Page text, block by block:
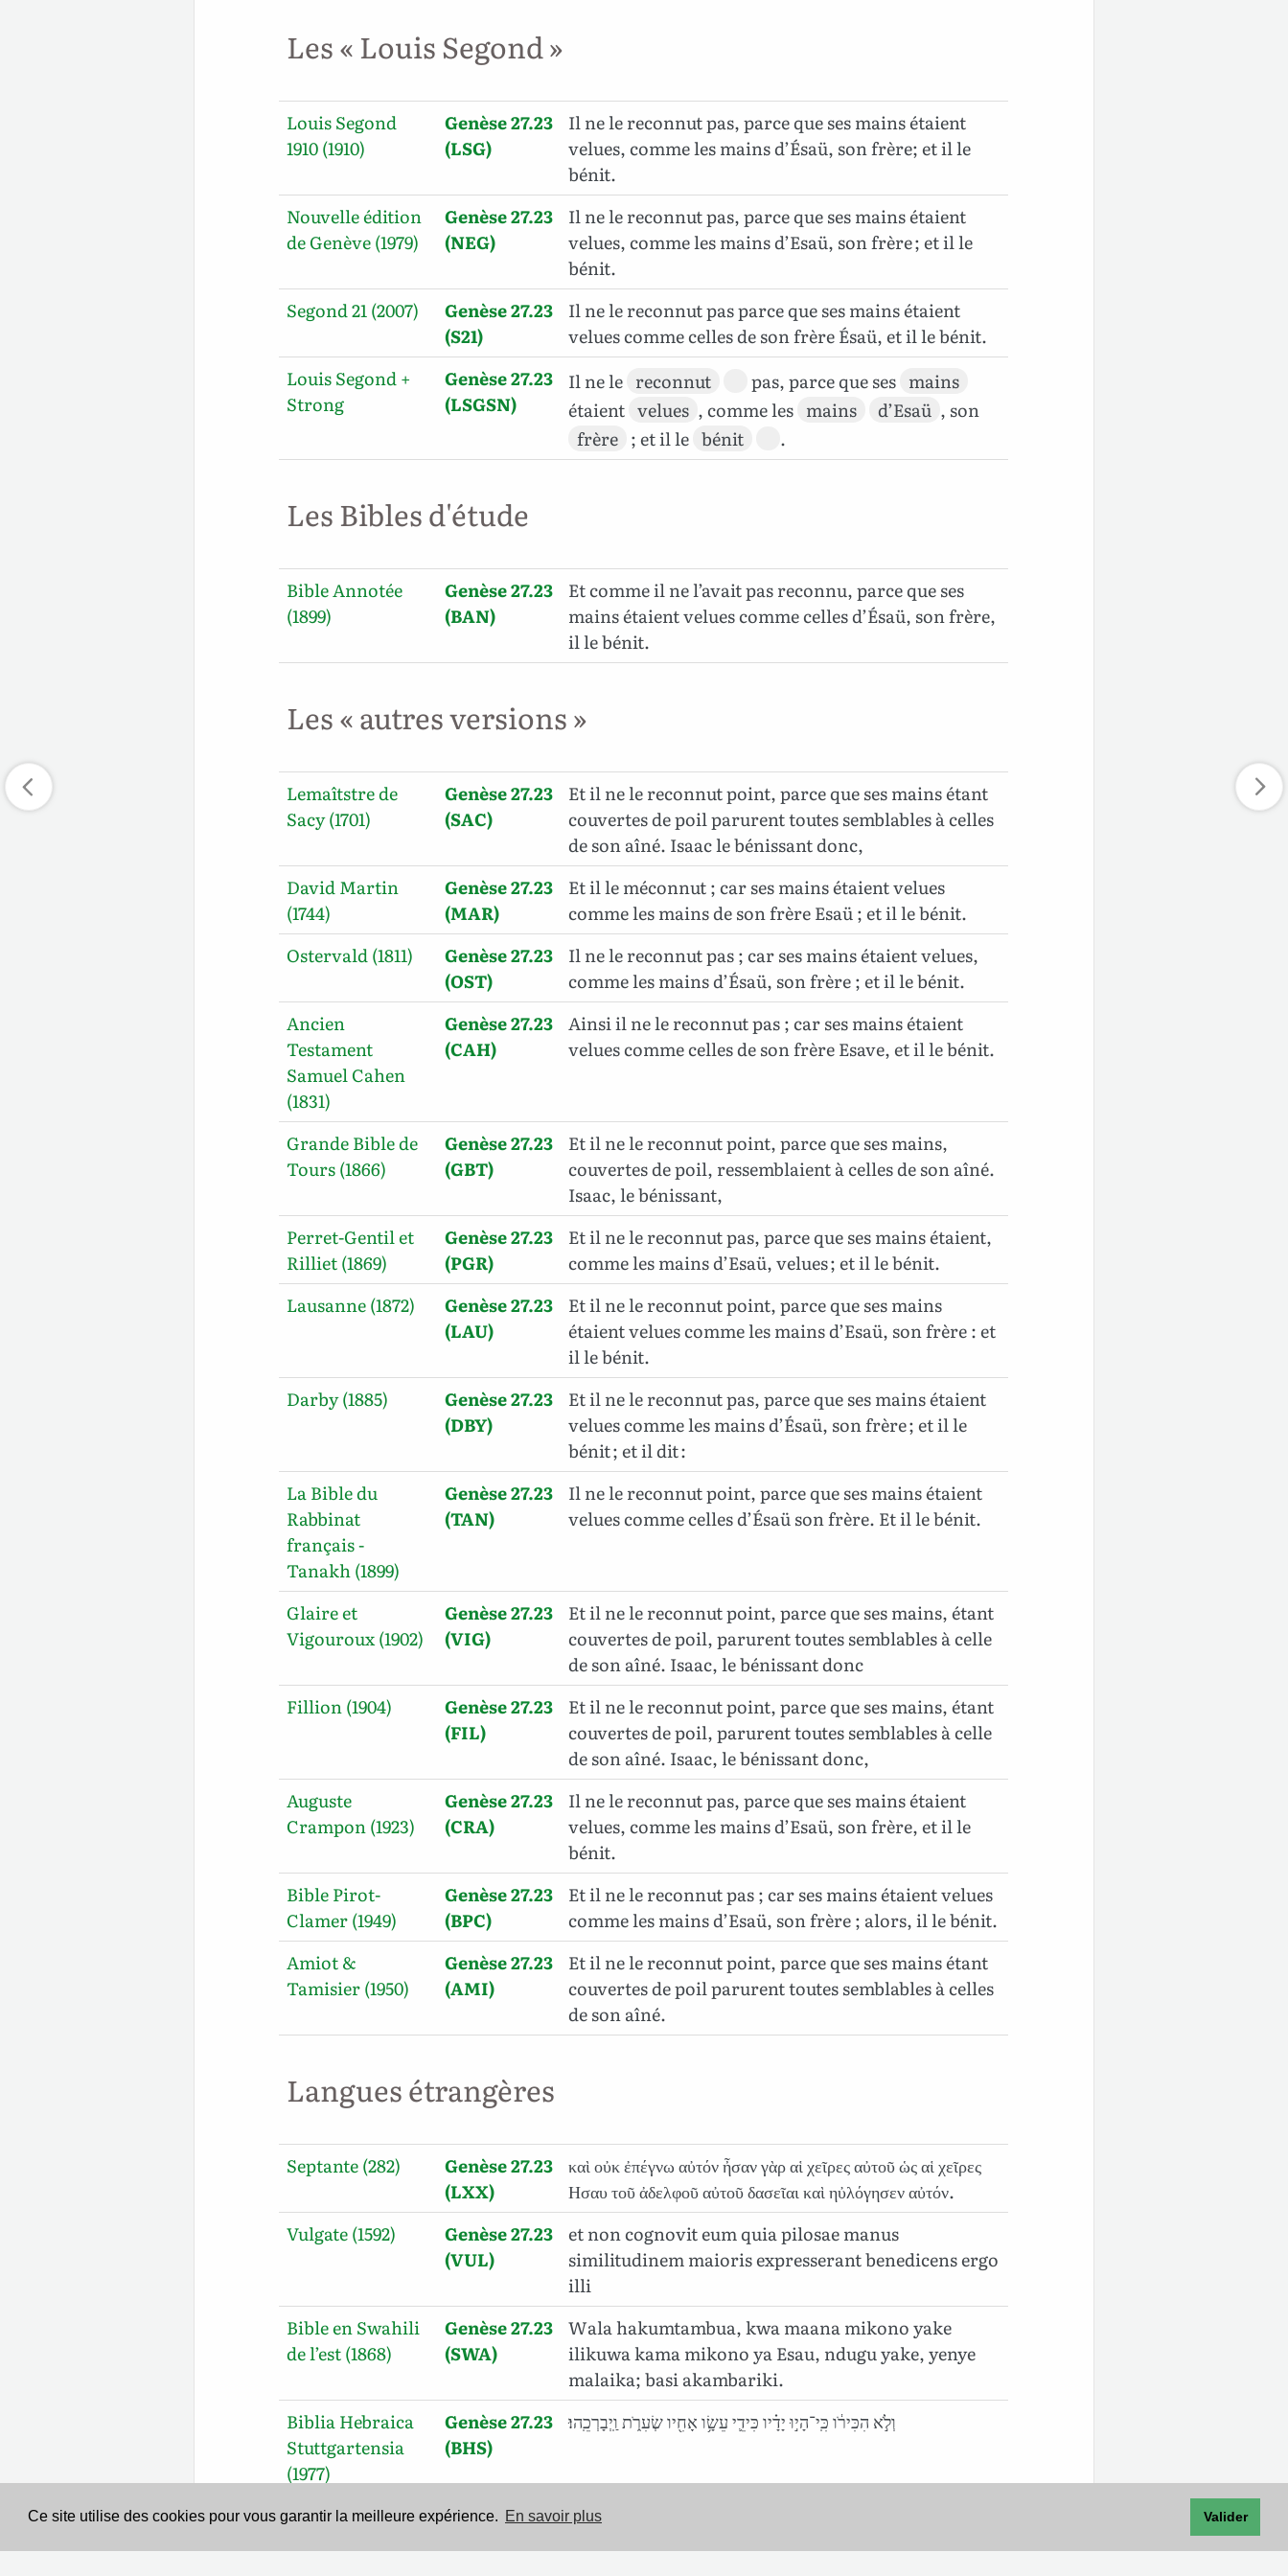
Ce site utilise des cookies pour vous garantir la meilleure expérience. En savoir plus Valider
Les « Louis Segond »
Louis Segond
1910 (1910)
Genèse 27.23
(LSG)
Il ne le reconnut pas, parce que ses mains étaient
velues, comme les mains d’Ésaü, son frère; et il le
bénit.
Nouvelle édition
de Genève (1979)
Genèse 27.23
(NEG)
Il ne le reconnut pas, parce que ses mains étaient
velues, comme les mains d’Esaü, son frère ; et il le
bénit.
Segond 21 (2007)
Genèse 27.23
(S21)
Il ne le reconnut pas parce que ses mains étaient
velues comme celles de son frère Ésaü, et il le bénit.
Louis Segond +
Strong
Genèse 27.23
(LSGSN)
Il ne le reconnut pas, parce que ses mains
étaient velues , comme les mains d’Esaü , son
frère ; et il le bénit .
Les Bibles d'étude
Bible Annotée
(1899)
Genèse 27.23
(BAN)
Et comme il ne l’avait pas reconnu, parce que ses
mains étaient velues comme celles d’Ésaü, son frère,
il le bénit.
Les « autres versions »
Lemaîtstre de
Sacy (1701)
Genèse 27.23
(SAC)
Et il ne le reconnut point, parce que ses mains étant
couvertes de poil parurent toutes semblables à celles
de son aîné. Isaac le bénissant donc,
David Martin
(1744)
Genèse 27.23
(MAR)
Et il le méconnut ; car ses mains étaient velues
comme les mains de son frère Esaü ; et il le bénit.
Ostervald (1811)
Genèse 27.23
(OST)
Il ne le reconnut pas ; car ses mains étaient velues,
comme les mains d’Ésaü, son frère ; et il le bénit.
Ancien
Testament
Samuel Cahen
(1831)
Genèse 27.23
(CAH)
Ainsi il ne le reconnut pas ; car ses mains étaient
velues comme celles de son frère Esave, et il le bénit.
Grande Bible de
Tours (1866)
Genèse 27.23
(GBT)
Et il ne le reconnut point, parce que ses mains,
couvertes de poil, ressemblaient à celles de son aîné.
Isaac, le bénissant,
Perret-Gentil et
Rilliet (1869)
Genèse 27.23
(PGR)
Et il ne le reconnut pas, parce que ses mains étaient,
comme les mains d’Esaü, velues ; et il le bénit.
Lausanne (1872)
Genèse 27.23
(LAU)
Et il ne le reconnut point, parce que ses mains
étaient velues comme les mains d’Esaü, son frère : et
il le bénit.
Darby (1885)
Genèse 27.23
(DBY)
Et il ne le reconnut pas, parce que ses mains étaient
velues comme les mains d’Ésaü, son frère ; et il le
bénit ; et il dit :
La Bible du
Rabbinat
français -
Tanakh (1899)
Genèse 27.23
(TAN)
Il ne le reconnut point, parce que ses mains étaient
velues comme celles d’Ésaü son frère. Et il le bénit.
Glaire et
Vigouroux (1902)
Genèse 27.23
(VIG)
Et il ne le reconnut point, parce que ses mains, étant
couvertes de poil, parurent toutes semblables à celle
de son aîné. Isaac, le bénissant donc
Fillion (1904)
Genèse 27.23
(FIL)
Et il ne le reconnut point, parce que ses mains, étant
couvertes de poil, parurent toutes semblables à celle
de son aîné. Isaac, le bénissant donc,
Auguste
Crampon (1923)
Genèse 27.23
(CRA)
Il ne le reconnut pas, parce que ses mains étaient
velues, comme les mains d’Esaü, son frère, et il le
bénit.
Bible Pirot-
Clamer (1949)
Genèse 27.23
(BPC)
Et il ne le reconnut pas ; car ses mains étaient velues
comme les mains d’Esaü, son frère ; alors, il le bénit.
Amiot &
Tamisier (1950)
Genèse 27.23
(AMI)
Et il ne le reconnut point, parce que ses mains étant
couvertes de poil parurent toutes semblables à celles
de son aîné.
Langues étrangères
Septante (282)
Genèse 27.23
(LXX)
καὶ οὐκ ἐπέγνω αὐτόν ἦσαν γὰρ αἱ χεῖρες αὐτοῦ ὡς αἱ χεῖρες
Ησαυ τοῦ ἀδελφοῦ αὐτοῦ δασεῖαι καὶ ηὐλόγησεν αὐτόν.
Vulgate (1592)
Genèse 27.23
(VUL)
et non cognovit eum quia pilosae manus
similitudinem maioris expresserant benedicens ergo
illi
Bible en Swahili
de l’est (1868)
Genèse 27.23
(SWA)
Wala hakumtambua, kwa maana mikono yake
ilikuwa kama mikono ya Esau, ndugu yake, yenye
malaika; basi akambariki.
Biblia Hebraica
Stuttgartensia
(1977)
Genèse 27.23
(BHS)
וְלֹ֣א הִכִּירֹ֔ו כִּֽי־הָי֣וּ יָדָ֗יו כִּידֵ֛י עֵשָׂ֥ו אָחִ֖יו שְׂעִרֹ֑ת וַֽיְבָרְכֵֽהוּ׃